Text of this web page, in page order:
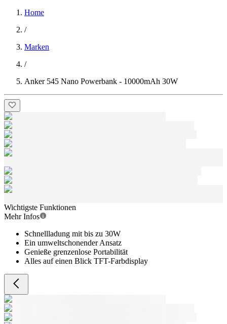
Home
/
Marken
/
Anker 545 Nano Powerbank - 10000mAh 30W
Wichtigste Funktionen
Mehr Infos
Schnellladung mit bis zu 30W
Ein umweltschonender Ansatz
Genieße grenzenlose Portabilität
Alles auf einen Blick TFT-Farbdisplay